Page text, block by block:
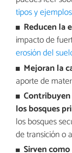
tipos y ejemplos
Reducen la
impacto de
erosión del
Mejoran la
aporte de
los bosques
los bosques
de transición o
Sirven